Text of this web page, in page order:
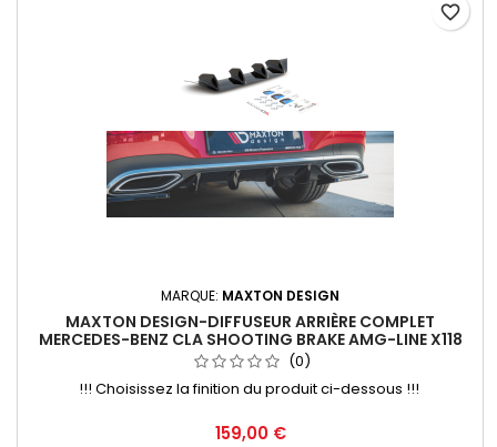
MARQUE: MAXTON DESIGN
MAXTON DESIGN-DIFFUSEUR ARRIÈRE COMPLET
MERCEDES-BENZ CLA SHOOTING BRAKE AMG-LINE X118
(0)
!!! Choisissez la finition du produit ci-dessous !!!
Prix
159,00 €
favorite_border